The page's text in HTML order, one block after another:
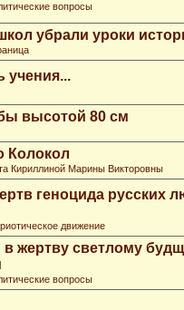
вопросы
убрали уроки
учения...
высотой 80 см
Колокол
Кириллиной Марины Викторовны
геноцида русских
движение
жертву светлому
вопросы